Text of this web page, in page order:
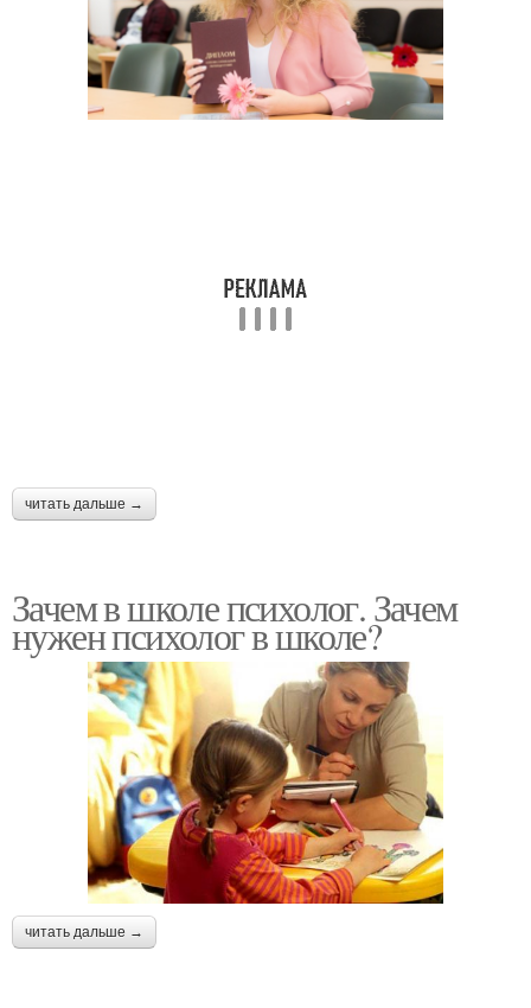
читать дальше →
Зачем в школе психолог. Зачем
нужен психолог в школе?
читать дальше →